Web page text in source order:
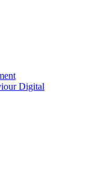
Digital